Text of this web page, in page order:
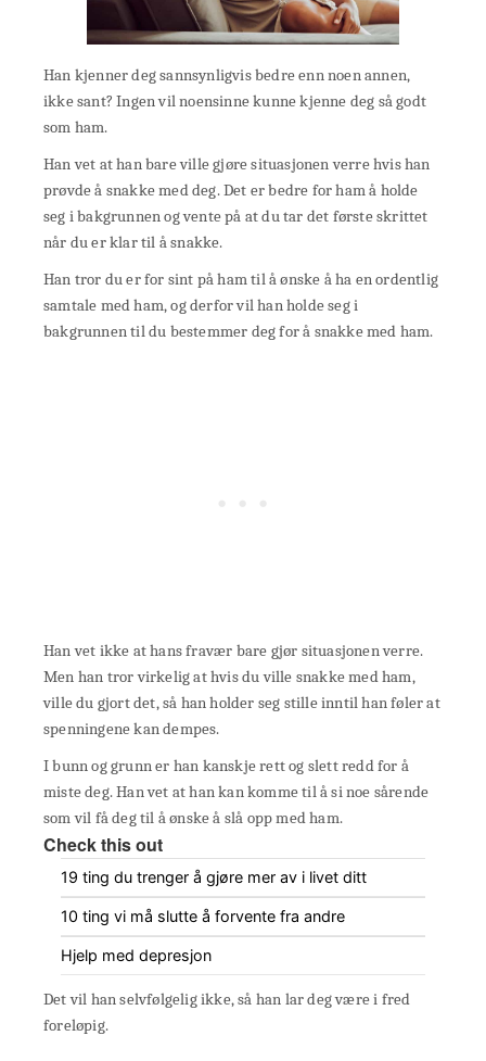
Han kjenner deg sannsynligvis bedre enn noen annen,
ikke sant? Ingen vil noensinne kunne kjenne deg så godt
som ham.
Han vet at han bare ville gjøre situasjonen verre hvis han
prøvde å snakke med deg. Det er bedre for ham å holde
seg i bakgrunnen og vente på at du tar det første skrittet
når du er klar til å snakke.
Han tror du er for sint på ham til å ønske å ha en ordentlig
samtale med ham, og derfor vil han holde seg i
bakgrunnen til du bestemmer deg for å snakke med ham.
Han vet ikke at hans fravær bare gjør situasjonen verre.
Men han tror virkelig at hvis du ville snakke med ham,
ville du gjort det, så han holder seg stille inntil han føler at
spenningene kan dempes.
I bunn og grunn er han kanskje rett og slett redd for å
miste deg. Han vet at han kan komme til å si noe sårende
som vil få deg til å ønske å slå opp med ham.
Check this out
19 ting du trenger å gjøre mer av i livet ditt
10 ting vi må slutte å forvente fra andre
Hjelp med depresjon
Det vil han selvfølgelig ikke, så han lar deg være i fred
foreløpig.